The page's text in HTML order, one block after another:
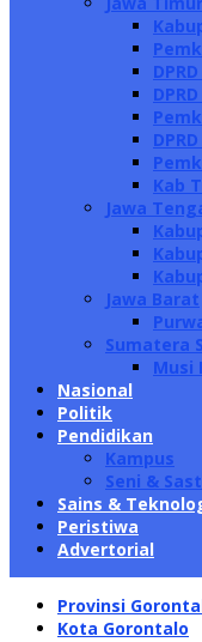
Kab
Jawa
Jawa Barat
Sumatera
Musi
Nasional
Politik
Pendidikan
Kampus
Seni &
Sains &
Peristiwa
Advertorial
Provinsi
Kota Gorontalo